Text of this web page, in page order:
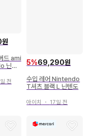
드 ami
닌텐
전
5%69,290원
수입 레어 Nintendo
T셔츠 블랙 L 닌텐도
아이치 ・ 17일 전